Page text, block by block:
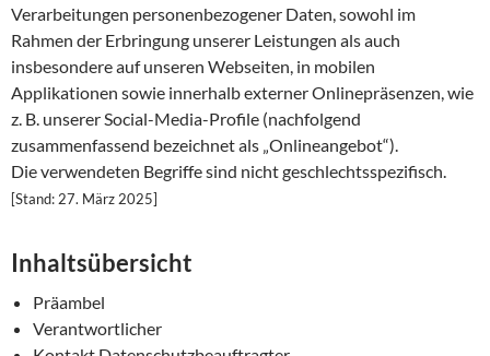
Verarbeitungen personenbezogener Daten, sowohl im
Rahmen der Erbringung unserer Leistungen als auch
insbesondere auf unseren Webseiten, in mobilen
Applikationen sowie innerhalb externer Onlinepräsenzen, wie
z. B. unserer Social-Media-Profile (nachfolgend
zusammenfassend bezeichnet als „Onlineangebot“).
Die verwendeten Begriffe sind nicht geschlechtsspezifisch.
[Stand: 27. März 2025]
Inhaltsübersicht
Präambel
Verantwortlicher